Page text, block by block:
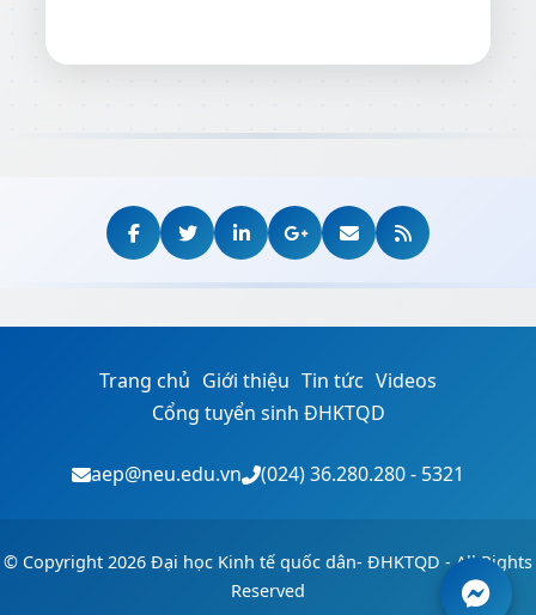
Trang chủ Giới thiệu Tin tức Videos
Cổng tuyển sinh ĐHKTQD
aep@neu.edu.vn (024) 36.280.280 - 5321
© Copyright 2026 Đại học Kinh tế quốc dân- ĐHKTQD - All Rights
Reserved